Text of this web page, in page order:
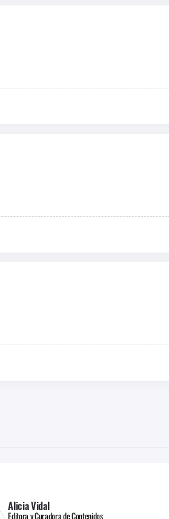
Alicia Vidal
Editora y Curadora de Contenidos